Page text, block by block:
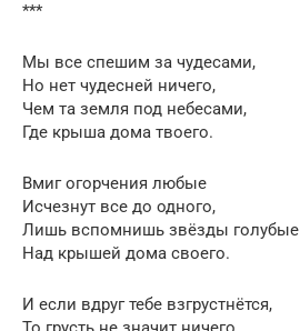
***
Мы все спешим за чудесами,
Но нет чудесней ничего,
Чем та земля под небесами,
Где крыша дома твоего.
Вмиг огорчения любые
Исчезнут все до одного,
Лишь вспомнишь звёзды голубые
Над крышей дома своего.
И если вдруг тебе взгрустнётся,